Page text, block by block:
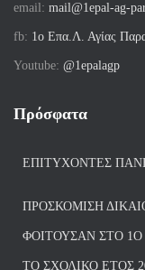
email: mail@1epal-ag-
fb: 1ο Επα.Λ. Αγίας
Youtube: @1epalagp
Πρόσφατα
ΕΠΙΤΥΧΌΝΤΕΣ
ΠΡΟΣΚΌΜΙΣΗ
ΦΟΙΤΟΎΣΑΝ ΣΤΟ 1Ο
ΤΟ ΣΧΟΛΙΚΌ ΈΤΟΣ